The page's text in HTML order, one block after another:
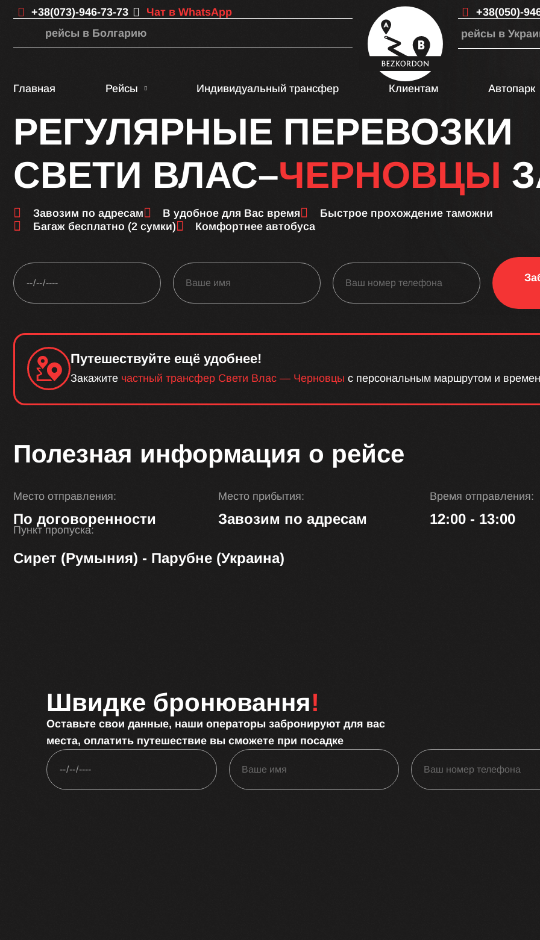
+38(073)-946-73-73
Чат в WhatsApp
рейсы в Болгарию
+38(050)-
рейсы в
Главная Рейсы Индивидуальный трансфер Клиентам Автопарк
РЕГУЛЯРНЫЕ ПЕРЕВОЗКИ
СВЕТИ ВЛАС–ЧЕРНОВЦЫ
Завозим по адресам В удобное для Вас время
Быстрое прохождение таможни
Багаж бесплатно (2 сумки)
Комфортнее автобуса
Путешествуйте ещё удобнее!
Закажите частный трансфер Свети Влас — Черновцы с персональным маршрутом и
Полезная информация о рейсе
Место отправления:
По договоренности
Место прибытия:
Завозим по адресам
Время отправления:
12:00 - 13:00
Пункт пропуска:
Сирет (Румыния) - Парубне (Украина)
Швидке бронювання!
Оставьте свои данные, наши операторы забронируют для вас
места, оплатить путешествие вы сможете при посадке